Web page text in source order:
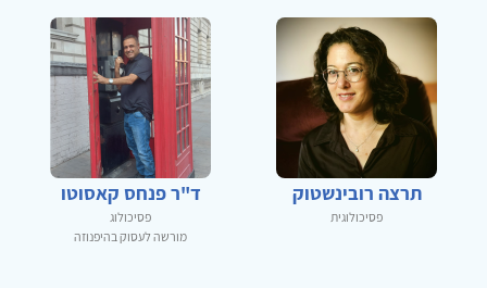
תרצה רובינשטוק
פסיכולוגית
ד"ר פנחס קאסוטו
פסיכולוג
מורשה לעסוק בהיפנוזה